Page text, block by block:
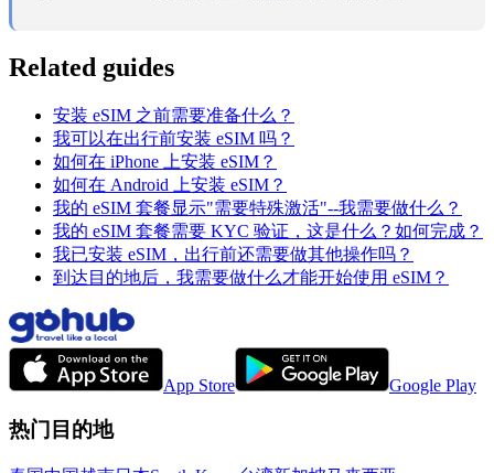
Related guides
安装 eSIM 之前需要准备什么？
我可以在出行前安装 eSIM 吗？
如何在 iPhone 上安装 eSIM？
如何在 Android 上安装 eSIM？
我的 eSIM 套餐显示"需要特殊激活"--我需要做什么？
我的 eSIM 套餐需要 KYC 验证，这是什么？如何完成？
我已安装 eSIM，出行前还需要做其他操作吗？
到达目的地后，我需要做什么才能开始使用 eSIM？
App Store Google Play
热门目的地